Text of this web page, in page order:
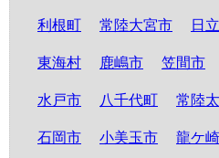
利根町 常陸大宮市 日
東海村 鹿嶋市 笠間市
水戸市 八千代町 常陸
石岡市 小美玉市 龍ケ